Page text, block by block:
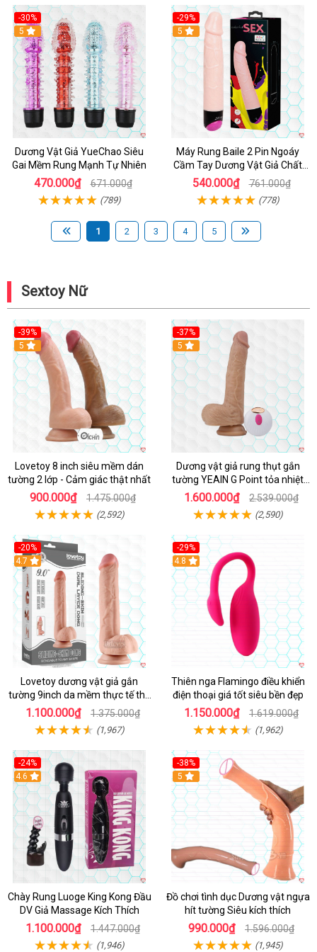
-30%
Hot
5
Dương Vật Giả YueChao Siêu
Gai Mềm Rung Mạnh Tự Nhiên
470.000₫ 671.000₫
(789)
-29%
Hot
5
Máy Rung Baile 2 Pin Ngoáy
Cầm Tay Dương Vật Giả Chất
Lượng
540.000₫ 761.000₫
(778)
1 2 3 4 5
Sextoy Nữ
-39%
Hot
5
Lovetoy 8 inch siêu mềm dán
tường 2 lớp - Cảm giác thật nhất
900.000₫ 1.475.000₫
(2,592)
-37%
5
Dương vật giả rung thụt gắn
tường YEAIN G Point tỏa nhiệt
điều khiển từ xa
1.600.000₫ 2.539.000₫
(2,590)
-20%
Hot
4.7
Lovetoy dương vật giả gắn
tường 9inch da mềm thực tế thú
vị
1.100.000₫ 1.375.000₫
(1,967)
-29%
Hot
4.8
Thiên nga Flamingo điều khiển
điện thoại giá tốt siêu bền đẹp
1.150.000₫ 1.619.000₫
(1,962)
-24%
4.6
Chày Rung Luoge King Kong Đầu
DV Giả Massage Kích Thích
1.100.000₫ 1.447.000₫
(1,946)
-38%
Hot
5
Đồ chơi tình dục Dương vật ngựa
hít tường Siêu kích thích
990.000₫ 1.596.000₫
(1,945)